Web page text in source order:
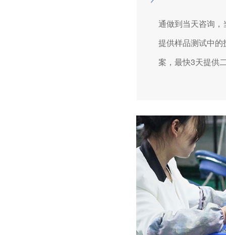
通做到当天咨询
提供样品测试中的
案，最快3天提供